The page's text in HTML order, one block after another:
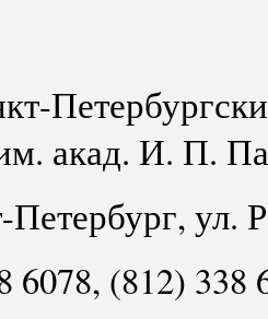
акад. И. П.
ул.
6078, (812) 338